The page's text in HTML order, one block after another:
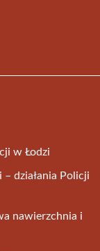
w Łodzi
– działania Policji
nawierzchnia i